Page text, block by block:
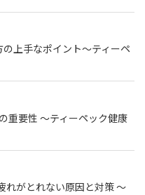
上手なポイント～ティーペ
要性 ～ティーペック健康
れがとれない原因と対策 ～